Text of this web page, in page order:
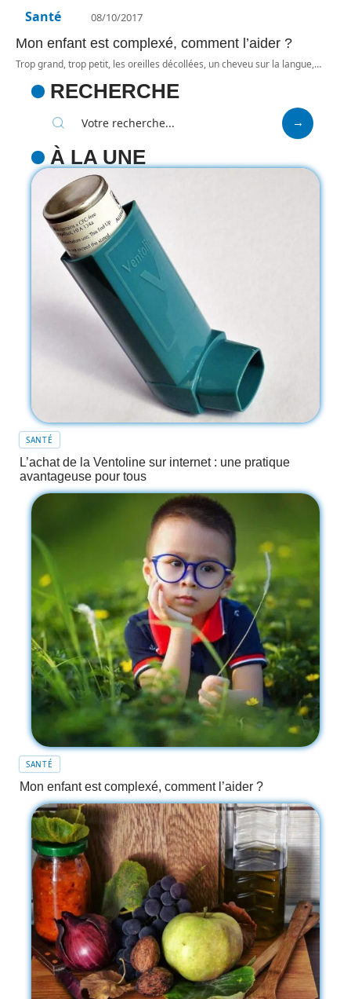
Santé 08/10/2017
Mon enfant est complexé, comment l’aider ?
Trop grand, trop petit, les oreilles décollées, un cheveu sur la langue,…
RECHERCHE
À LA UNE
SANTÉ
L’achat de la Ventoline sur internet : une pratique
avantageuse pour tous
SANTÉ
Mon enfant est complexé, comment l’aider ?